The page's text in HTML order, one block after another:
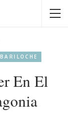
BARILOCHE
En El